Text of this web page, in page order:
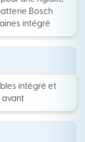
Bosch
intégré
intégré et